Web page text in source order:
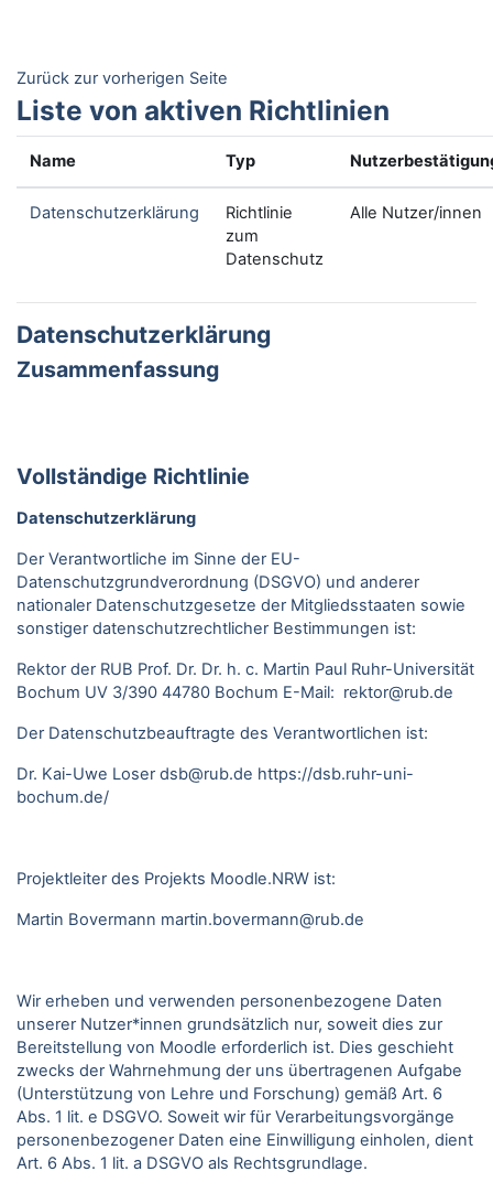
Zurück zur vorherigen Seite
Liste von aktiven Richtlinien
Name Typ
Datenschutzerklärung
Richtlinie
zum
Datenschutz
Alle Nutzer/innen
Datenschutzerklärung
Zusammenfassung
Vollständige Richtlinie
Datenschutzerklärung
Der Verantwortliche im Sinne der EU-
Datenschutzgrundverordnung (DSGVO) und anderer
nationaler Datenschutzgesetze der Mitgliedsstaaten sowie
sonstiger datenschutzrechtlicher Bestimmungen ist:
Rektor der RUB Prof. Dr. Dr. h. c. Martin Paul Ruhr-Universität
Bochum UV 3/390 44780 Bochum E-Mail: rektor@rub.de
Der Datenschutzbeauftragte des Verantwortlichen ist:
Dr. Kai-Uwe Loser dsb@rub.de https://dsb.ruhr-uni-
bochum.de/
Projektleiter des Projekts Moodle.NRW ist:
Martin Bovermann martin.bovermann@rub.de
Wir erheben und verwenden personenbezogene Daten
unserer Nutzer*innen grundsätzlich nur, soweit dies zur
Bereitstellung von Moodle erforderlich ist. Dies geschieht
zwecks der Wahrnehmung der uns übertragenen Aufgabe
(Unterstützung von Lehre und Forschung) gemäß Art. 6
Abs. 1 lit. e DSGVO. Soweit wir für Verarbeitungsvorgänge
personenbezogener Daten eine Einwilligung einholen, dient
Art. 6 Abs. 1 lit. a DSGVO als Rechtsgrundlage.